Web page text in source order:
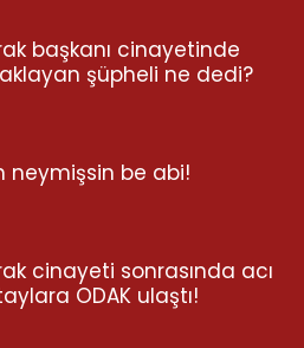
başkanı cinayetinde
şüpheli ne dedi?
neymişsin be abi!
cinayeti sonrasında acı
ODAK ulaştı!